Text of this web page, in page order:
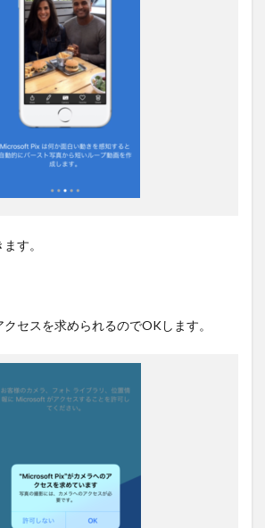
す。
セスを求められるのでOKします。